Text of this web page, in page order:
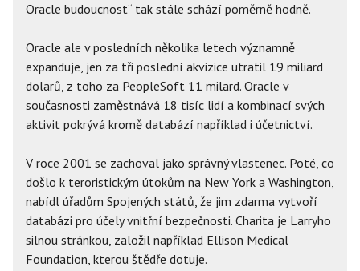
Oracle budoucnost“ tak stále schází poměrně hodně.
Oracle ale v posledních několika letech významně
expanduje, jen za tři poslední akvizice utratil 19 miliard
dolarů, z toho za PeopleSoft 11 milard. Oracle v
současnosti zaměstnává 18 tisíc lidí a kombinací svých
aktivit pokrývá kromě databází například i účetnictví.
V roce 2001 se zachoval jako správný vlastenec. Poté, co
došlo k teroristickým útokům na New York a Washington,
nabídl úřadům Spojených států, že jim zdarma vytvoří
databázi pro účely vnitřní bezpečnosti. Charita je Larryho
silnou stránkou, založil například Ellison Medical
Foundation, kterou štědře dotuje.